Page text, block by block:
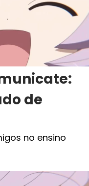
de
no ensino